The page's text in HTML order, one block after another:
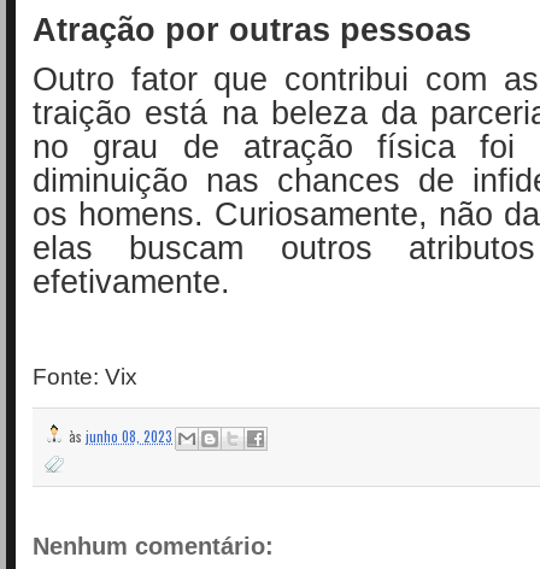
Atração por outras pessoas
Outro fator que contribui com
traição está na beleza da
no grau de atração física foi
diminuição nas chances de
os homens. Curiosamente, não
elas buscam outros
efetivamente.
Fonte: Vix
às junho 08, 2023
Nenhum comentário: